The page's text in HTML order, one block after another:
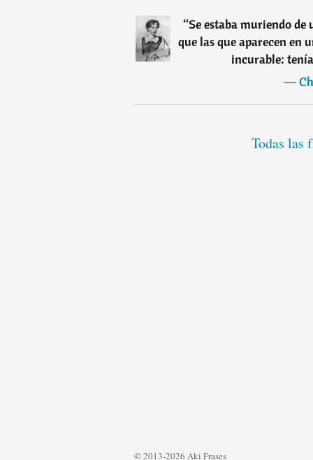
“Se estaba muriendo
que las que aparecen
incurable:
―
Todas las
© 2013-2026 Aki Frases